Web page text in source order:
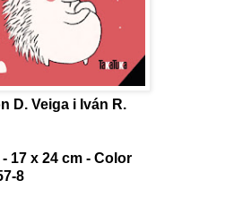
D. Veiga i Iván R.
17 x 24 cm - Color
8